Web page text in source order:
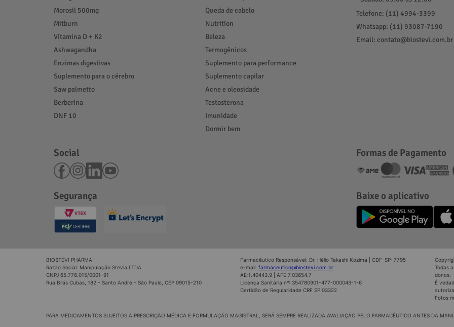
Morosil 500mg
Mitburn
Vitamina D + K2
Ashwagandha
Enzimas digestivas
Suplemento para o cérebro
Saw palmetto
Berberina
DNF 10
Queda de cabelo
Nutrition
Beleza
Termogênicos
Suplemento para performance
Suplemento capilar
Acne e oleosidade
Testosterona
Imunidade
Dormir bem
Telefone: (11) 4994-3399
Whatsapp: (11) 93087-7190
Email: contato@biostevi.com.br
Social Formas de Pagamento
Segurança Baixe o aplicativo
BIOSTÉVI PHARMA
Razão Social: Manipulação Stevia LTDA
CNPJ 65.776.015/0001-91
Rua Brás Cubas, 182 - Santo André - São Paulo, CEP 09015-210
Farmacêutico Responsável: Dr. Hélio Takashi Kozima | CDF-SP: 7795
e-mail:farmaceutico@biostevi.com.br
AE:1.40443.9 | AFE:7.03654.7
Licença Sanitária nº: 354780901-477-000043-1-6
Certidão de Regularidade CRF SP 03322
Todas
donos.
É
Fotos
PARA MEDICAMENTOS SUJEITOS À PRESCRIÇÃO MÉDICA E FORMULAÇÃO MAGISTRAL, SERÁ SEMPRE REALIZADA AVALIAÇÃO PELO FARMACÊUTICO ANTES DA